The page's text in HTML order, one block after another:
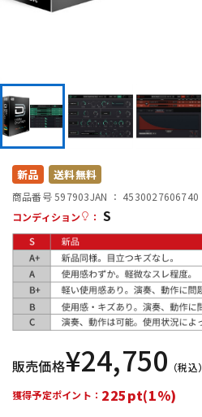
DTM オンライン納品
配信/ライブ機器
中古
新品 送料無料
商品番号 597903JAN ： 4530027606740
コンディション
： S
販売価格¥24,750 （税込）
獲得予定ポイント： 225pt(1%)